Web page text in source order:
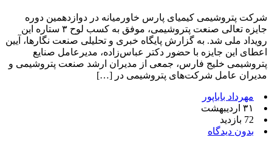
شرکت پتروشیمی کیمیای پارس خاورمیانه در دوازدهمین دوره
جایزه تعالی صنعت پتروشیمی، موفق به کسب لوح ۳ ستاره این
رویداد ملی شد. به گزارش پایگاه خبری و تحلیلی صنعت نگارها، آیین
اعطای این جایزه با حضور دکتر عباس‌زاده، مدیرعامل صنایع
پتروشیمی خلیج فارس، جمعی از مدیران ارشد صنعت پتروشیمی و
مدیران عامل شرکت‌های پتروشیمی در […]
مهرداد باباپور
۳۱ اردیبهشت
72 بازدید
بدون دیدگاه